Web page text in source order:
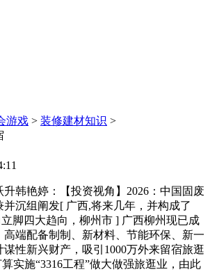
游戏 > 装修建材知识 >
艳婷：【投资视角】2026：中国固废
沉组阐发[ 广西,将来几年，并构成了
脚四大趋向，柳州市 ] 广西柳州现已成
端配备制制、新材料、节能环保、新一
性新兴财产，吸引1000万外来留宿旅逛
实施“3316工程”做大做强旅逛业，由此